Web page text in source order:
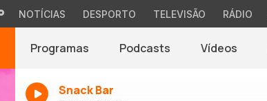
NOTÍCIAS DESPORTO TELEVISÃO RÁDIO
Programas Podcasts Vídeos
Snack Bar